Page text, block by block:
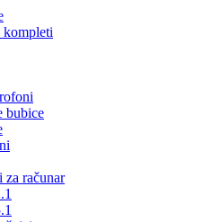
kompleti
bubice
za računar